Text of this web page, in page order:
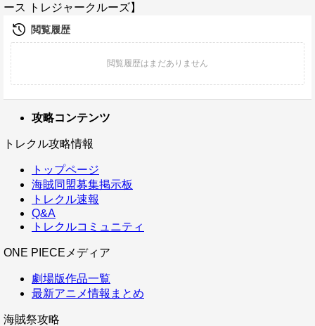
ース トレジャークルーズ】
攻略コンテンツ
トレクル攻略情報
トップページ
海賊同盟募集掲示板
トレクル速報
Q&A
トレクルコミュニティ
ONE PIECEメディア
劇場版作品一覧
最新アニメ情報まとめ
海賊祭攻略